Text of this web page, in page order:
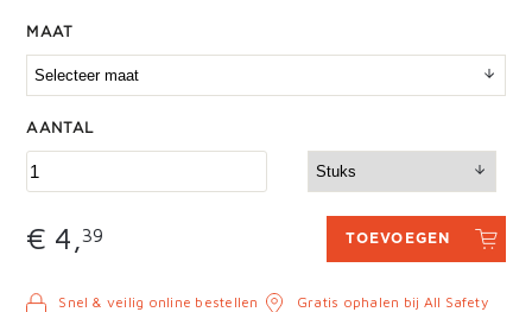
MAAT
AANTAL
€ 4,39 TOEVOEGEN
Snel & veilig online bestellen
Gratis ophalen bij All Safety